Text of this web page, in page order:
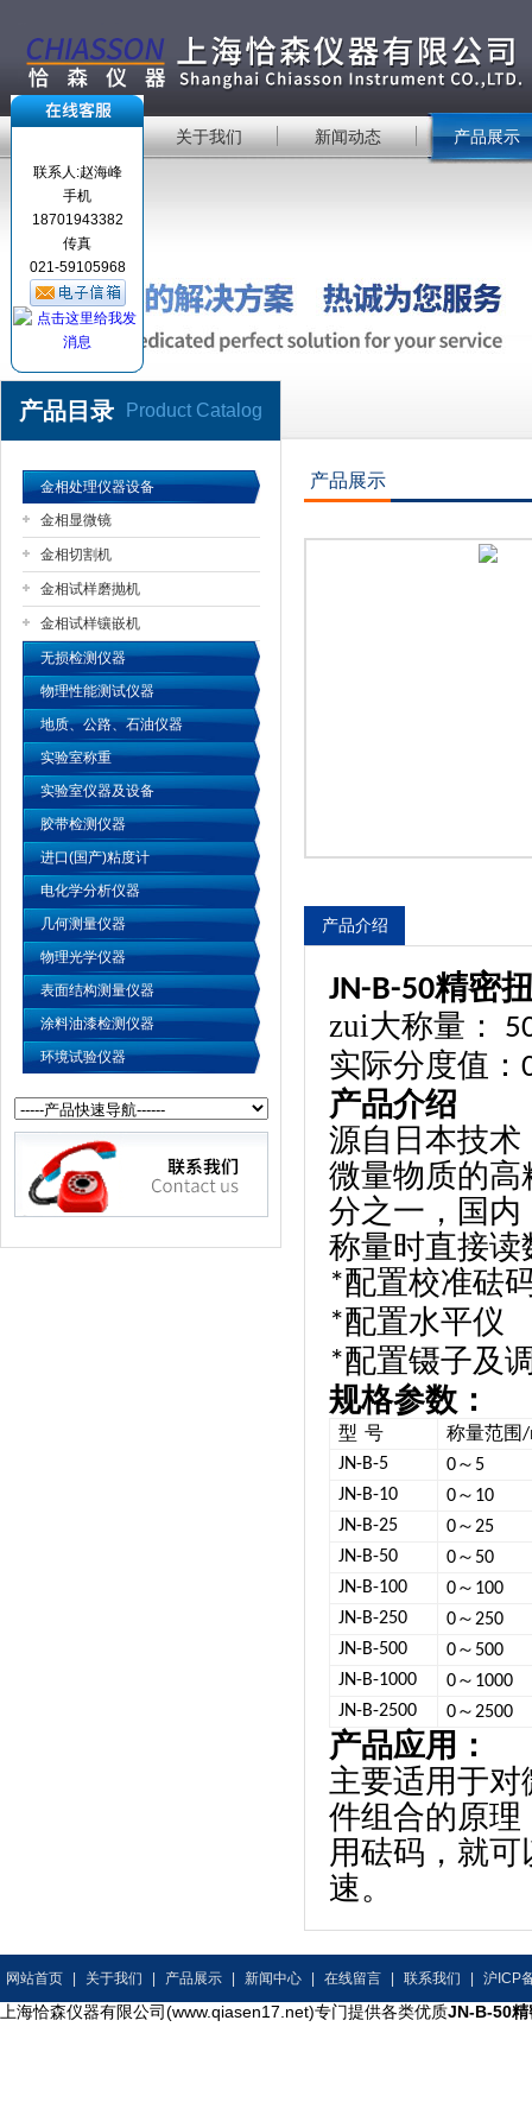
公司名称
关于我们 新闻动态 产品展示
产品目录 Product Catalog
金相处理仪器设备
金相显微镜
金相切割机
金相试样磨抛机
金相试样镶嵌机
无损检测仪器
物理性能测试仪器
地质、公路、石油仪器
实验室称重
实验室仪器及设备
胶带检测仪器
进口(国产)粘度计
电化学分析仪器
几何测量仪器
物理光学仪器
表面结构测量仪器
涂料油漆检测仪器
环境试验仪器
产品展示
产品介绍
JN-B-50精密
zui大称量：
实际分度值：
产品介绍
源自日本技
微量物质的高
分之一，国
称量时直接
*配置校准砝
*配置水平仪
*配置镊子及
规格参数：
型 号 称量范围 /
JN-B-5
0～ 5
JN-B-10
0～ 10
JN-B-25
0～ 25
JN-B-50
0～ 50
JN-B-100
0～ 100
JN-B-250
0～ 250
JN-B-500
0～ 500
JN-B-1000
0～ 1000
JN-B-2500
0～ 2500
产品应用：
主要适用于
件组合的原
用砝码，就
速。
网站首页 关于我们 产品展示 新闻中心 在线留言 联系我们 沪ICP
上海恰森仪器有限公司(www.qiasen17.net)专门提供各类优质JN-B-50精
联系人:赵海峰
手机
18701943382
传真
021-59105968